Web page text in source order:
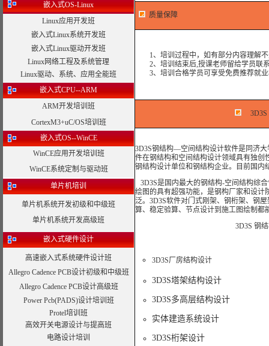
嵌入式OS-Linux
Linux应用开发班
嵌入式Linux系统开发班
嵌入式Linux驱动开发班
Linux网络工程及系统管理
Linux驱动、系统、应用全能班
嵌入式CPU--ARM
ARM开发培训班
CortexM3+uC/OS培训班
嵌入式OS--WinCE
WinCE应用开发培训班
WinCE系统定制与驱动班
单片机培训
单片机系统开发初级和中级班
单片机系统开发高级班
嵌入式硬件设计
高速嵌入式系统硬件设计班
Allegro Cadence PCB设计初级和中级班
Allegro Cadence PCB设计高级班
Power Pcb(PADS)设计培训班
Protel培训班
高效开关电源设计与提高班
电路设计培训
质量保障
1、培训过程中，如有部分内容理解不
2、培训结束后,授课老师留给学员联
3、培训合格学员可享受免费推荐就业
3D3S钢结构—空间结构设计软件是同济
件在钢结构和空间结构设计领域具有独
钢结构设计单位和钢结构企业。目前国内
3D3S是国内最大的钢结构-空间结构综
绘图的具有超强功能，是钢构厂家和设
泛。3D3S软件对门式刚架、钢桁架、钢
算、稳定验算、节点设计到施工图绘制
3D3S 钢
3D3S厂房结构设计
3D3S塔架结构设计
3D3S多高层结构设计
实体建造系统设计
3D3S桁架设计